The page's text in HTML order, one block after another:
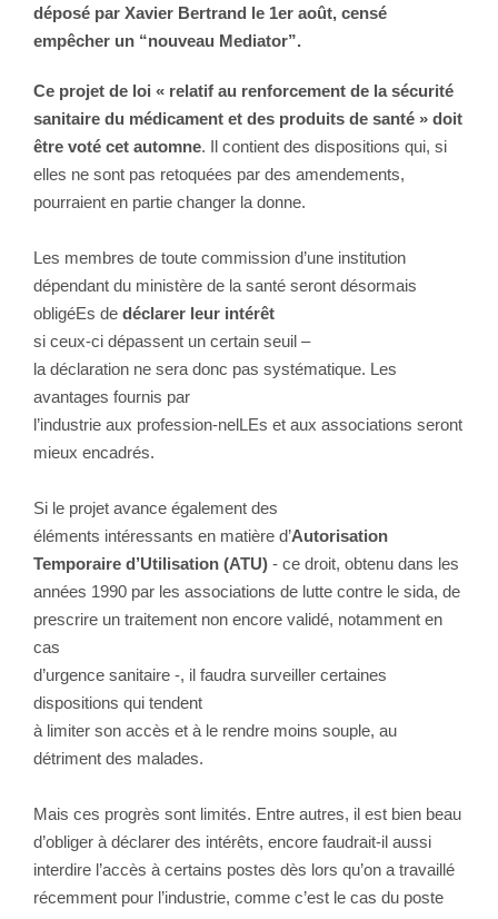
déposé par Xavier Bertrand le 1er août, censé
empêcher un “nouveau Mediator”.
Ce projet de loi « relatif au renforcement de la sécurité
sanitaire du médicament et des produits de santé » doit
être voté cet automne. Il contient des dispositions qui, si
elles ne sont pas retoquées par des amendements,
pourraient en partie changer la donne.
Les membres de toute commission d’une institution
dépendant du ministère de la santé seront désormais
obligéEs de déclarer leur intérêt
si ceux-ci dépassent un certain seuil –
la déclaration ne sera donc pas systématique. Les
avantages fournis par
l’industrie aux profession-nelLEs et aux associations seront
mieux encadrés.
Si le projet avance également des
éléments intéressants en matière d’Autorisation
Temporaire d’Utilisation (ATU) - ce droit, obtenu dans les
années 1990 par les associations de lutte contre le sida, de
prescrire un traitement non encore validé, notamment en
cas
d’urgence sanitaire -, il faudra surveiller certaines
dispositions qui tendent
à limiter son accès et à le rendre moins souple, au
détriment des malades.
Mais ces progrès sont limités. Entre autres, il est bien beau
d’obliger à déclarer des intérêts, encore faudrait-il aussi
interdire l’accès à certains postes dès lors qu’on a travaillé
récemment pour l’industrie, comme c’est le cas du poste